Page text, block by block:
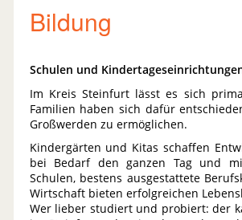
Bildung
Schulen und
Im Kreis Steinfurt lässt es sich
Familien haben sich dafür
Großwerden zu ermöglichen.
Kindergärten und Kitas schaffen
bei Bedarf den ganzen Tag und
Schulen, bestens ausgestattete
Wirtschaft bieten erfolgreichen
Wer lieber studiert und probiert: der